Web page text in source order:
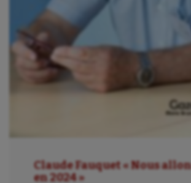
Claude Fauquet « Nous
en 2024 »